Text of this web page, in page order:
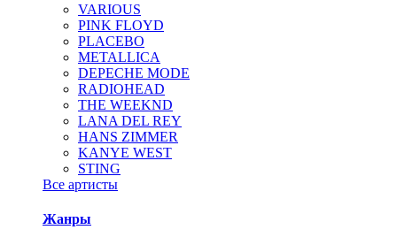
VARIOUS
PINK FLOYD
PLACEBO
METALLICA
DEPECHE MODE
RADIOHEAD
THE WEEKND
LANA DEL REY
HANS ZIMMER
KANYE WEST
STING
Все артисты
Жанры